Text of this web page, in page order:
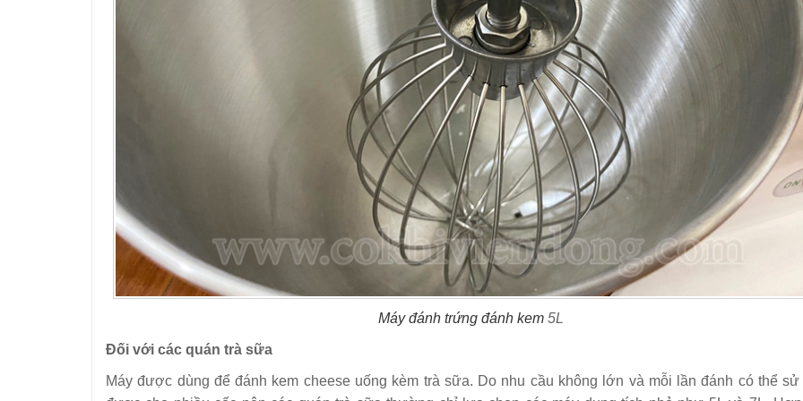
Máy đánh trứng đánh kem 5L
Đối với các quán trà sữa
Máy được dùng để đánh kem cheese uống kèm trà sữa. Do nhu cầu không lớn và mỗi lần đánh có thể sử